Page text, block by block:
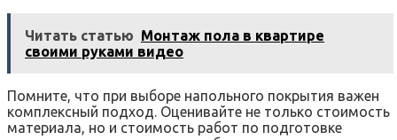
Читать статью Монтаж пола в квартире
своими руками видео
Помните, что при выборе напольного покрытия важен
комплексный подход. Оценивайте не только стоимость
материала, но и стоимость работ по подготовке